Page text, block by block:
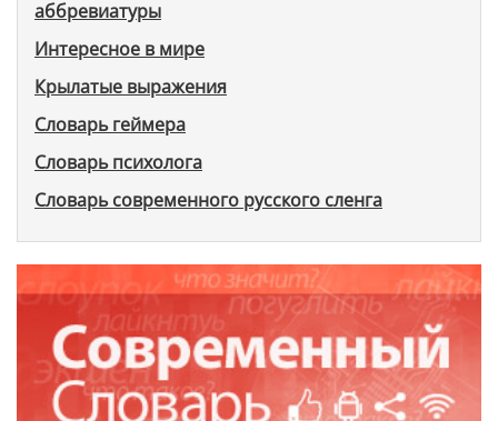
аббревиатуры
Интересное в мире
Крылатые выражения
Словарь геймера
Словарь психолога
Словарь современного русского сленга